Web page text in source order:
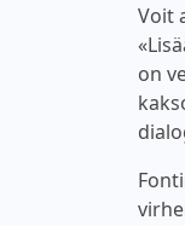
Voit
on